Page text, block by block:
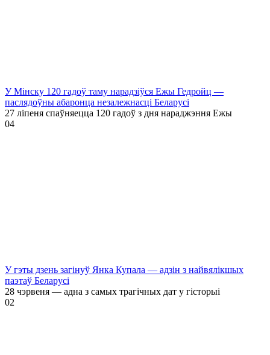
У Мінску 120 гадоў таму нарадзіўся Ежы Гедройц —
паслядоўны абаронца незалежнасці Беларусі
27 ліпеня спаўняецца 120 гадоў з дня нараджэння Ежы
04
У гэты дзень загінуў Янка Купала — адзін з найвялікшых
паэтаў Беларусі
28 чэрвеня — адна з самых трагічных дат у гісторыі
02